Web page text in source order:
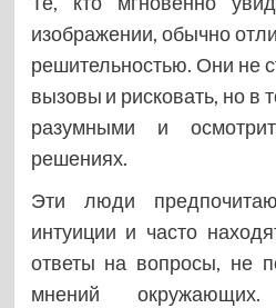
изображении, обычно
решительностью. Они не
вызовы и рисковать, но в
разумными и
решениях.
Эти люди
интуиции и часто
ответы на вопросы, не
мнений